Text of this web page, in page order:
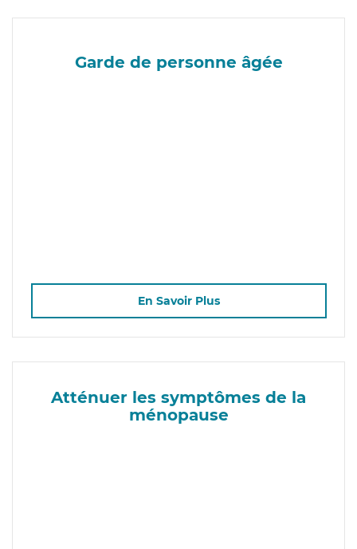
Garde de personne âgée
En Savoir Plus
Atténuer les symptômes de la
ménopause